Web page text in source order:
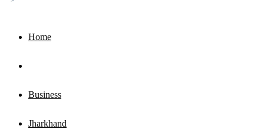
Home
Business
Jharkhand